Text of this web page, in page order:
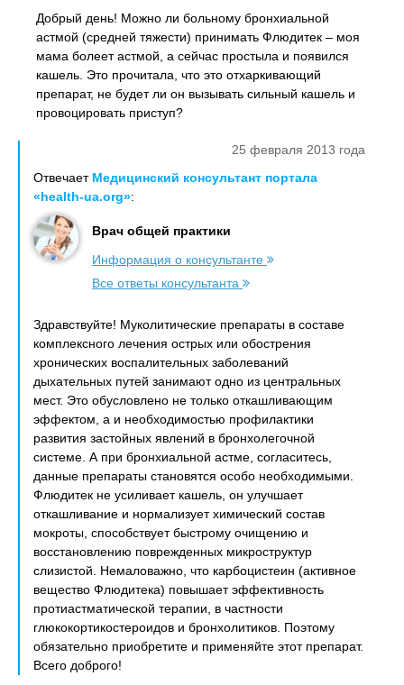
Добрый день! Можно ли больному бронхиальной
астмой (средней тяжести) принимать Флюдитек – моя
мама болеет астмой, а сейчас простыла и появился
кашель. Это прочитала, что это отхаркивающий
препарат, не будет ли он вызывать сильный кашель и
провоцировать приступ?
25 февраля 2013 года
Отвечает Медицинский консультант портала
«health-ua.org»:
Врач общей практики
Информация о консультанте
Все ответы консультанта
Здравствуйте! Муколитические препараты в составе
комплексного лечения острых или обострения
хронических воспалительных заболеваний
дыхательных путей занимают одно из центральных
мест. Это обусловлено не только откашливающим
эффектом, а и необходимостью профилактики
развития застойных явлений в бронхолегочной
системе. А при бронхиальной астме, согласитесь,
данные препараты становятся особо необходимыми.
Флюдитек не усиливает кашель, он улучшает
откашливание и нормализует химический состав
мокроты, способствует быстрому очищению и
восстановлению поврежденных микроструктур
слизистой. Немаловажно, что карбоцистеин (активное
вещество Флюдитека) повышает эффективность
протиастматической терапии, в частности
глюкокортикостероидов и бронхолитиков. Поэтому
обязательно приобретите и применяйте этот препарат.
Всего доброго!